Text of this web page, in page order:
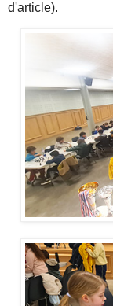
d'article).